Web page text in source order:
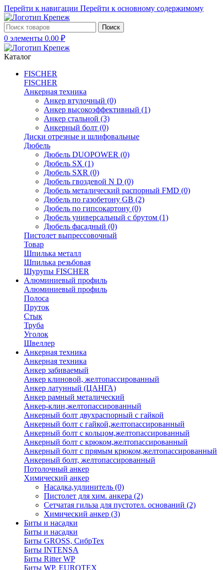
Перейти к навигации Перейти к основному содержимому
Поиск
0 элементы 0.00 ₽
Каталог
FISCHER
FISCHER
Анкерная техника
Анкер втулочный (0)
Анкер высокоэффективный (1)
Анкер стальной (3)
Анкерный болт (0)
Диски отрезные и шлифовальные
Дюбель
Дюбель DUOPOWER (0)
Дюбель SX (1)
Дюбель SXR (0)
Дюбель гвоздевой N D (0)
Дюбель металический распорный FMD (0)
Дюбель по газобетону GB (2)
Дюбель по гипсокартону (0)
Дюбель универсальный с брутом (1)
Дюбель фасадный (0)
Пистолет выпрессовочный
Товар
Шпилька металл
Шпилька резьбовая
Шурупы FISCHER
Алюминиевый профиль
Алюминиевый профиль
Полоса
Пруток
Стык
Труба
Уголок
Швеллер
Анкерная техника
Анкерная техника
Анкер забиваемый
Анкер клиновой, желтопассированный
Анкер латунный (ЦАНГА)
Анкер рамный металический
Анкер-клин,желтопассированный
Анкерный болт двухраспорный с гайкой
Анкерный болт с гайкой,желтопассированный
Анкерный болт с кольцом,желтопассированный
Анкерный болт с крюком,желтопассированный
Анкерный болт с прямым крюком,желтопассированный
Анкерный болт, желтопассированный
Потолочный анкер
Химический анкер
Насадка,удлинитель (0)
Пистолет для хим. анкера (2)
Сетчатая гильза для пустотел. оснований (2)
Химический анкер (3)
Биты и насадки
Биты и насадки
Биты GROSS, СибрТех
Биты INTENSA
Биты Ritter WP
Биты WP, EUROTEX